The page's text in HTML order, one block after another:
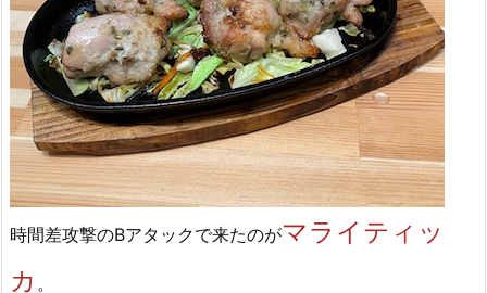
時間差攻撃のBアタックで来たのがマライティッ
カ 。